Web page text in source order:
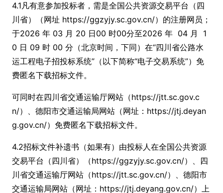
4.1凡有意参加投标者，需是全国公共资源交易平台（四
川省）（网址 https://ggzyjy.sc.gov.cn/）的注册网员；
于2026 年 03 月 20 日00 时00分至2026 年 04 月 1
0 日 09 时 00 分（北京时间，下同）在“四川省公路水
运工程电子招投标系统”（以下简称“电子交易系统”）免
费匿名下载招标文件。
可同时在四川省交通运输厅网站（https://jtt.sc.gov.c
n/）、德阳市交通运输局网站（网址：https://jtj.deyan
g.gov.cn/）免费匿名下载招标文件。
4.2招标文件补遗书（如果有）由投标人在全国公共资源
交易平台（四川省）（https://ggzyjy.sc.gov.cn/）、四
川省交通运输厅网站（https://jtt.sc.gov.cn/）、德阳市
交通运输局网站（网址：https://jtj.deyang.gov.cn/）上